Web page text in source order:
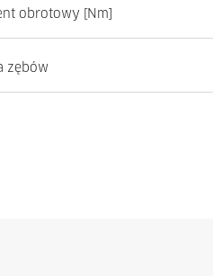
obrotowy [Nm]
zębów